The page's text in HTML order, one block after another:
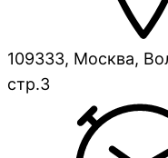
109333, Москва,
стр.3